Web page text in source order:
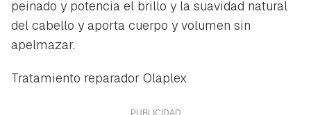
peinado y potencia el brillo y la suavidad natural
del cabello y aporta cuerpo y volumen sin
apelmazar.
Tratamiento reparador Olaplex